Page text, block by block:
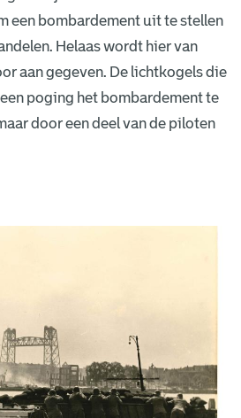
een bombardement uit te stellen
Helaas wordt hier van
aan gegeven. De lichtkogels die
poging het bombardement te
door een deel van de piloten